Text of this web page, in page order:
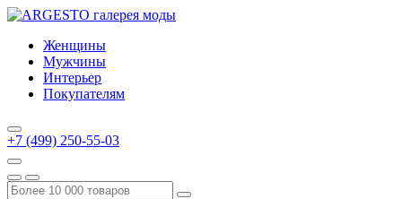
Женщины
Мужчины
Интерьер
Покупателям
+7 (499) 250-55-03